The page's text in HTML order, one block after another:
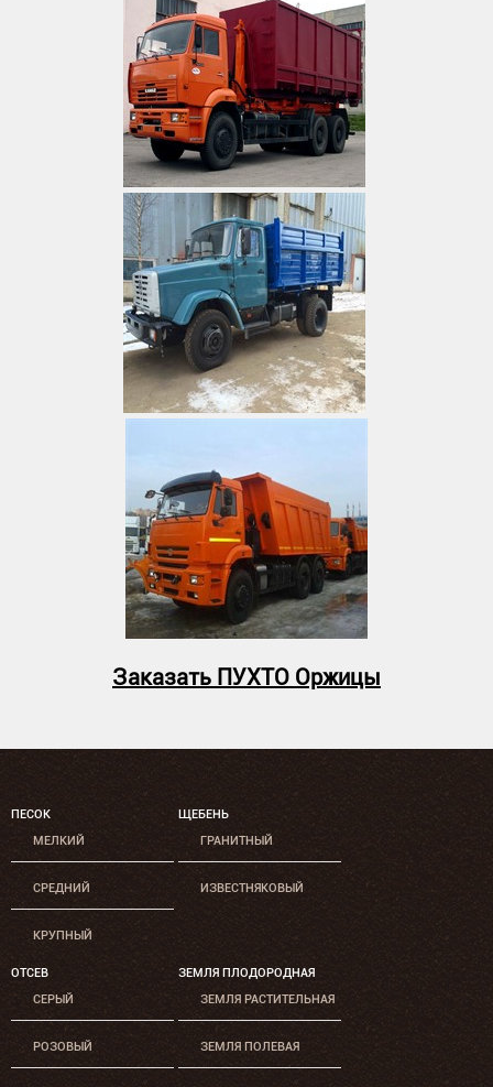
Заказать ПУХТО Оржицы
ПЕСОК
МЕЛКИЙ
СРЕДНИЙ
КРУПНЫЙ
ЩЕБЕНЬ
ГРАНИТНЫЙ
ИЗВЕСТНЯКОВЫЙ
ОТСЕВ
СЕРЫЙ
РОЗОВЫЙ
ЗЕМЛЯ ПЛОДОРОДНАЯ
ЗЕМЛЯ РАСТИТЕЛЬНАЯ
ЗЕМЛЯ ПОЛЕВАЯ